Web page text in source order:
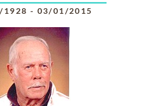
1928 - 03/01/2015